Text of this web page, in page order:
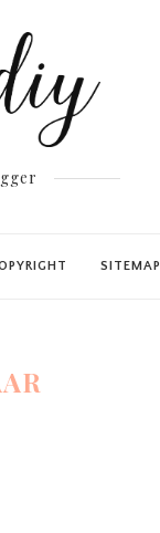
SITEMAP